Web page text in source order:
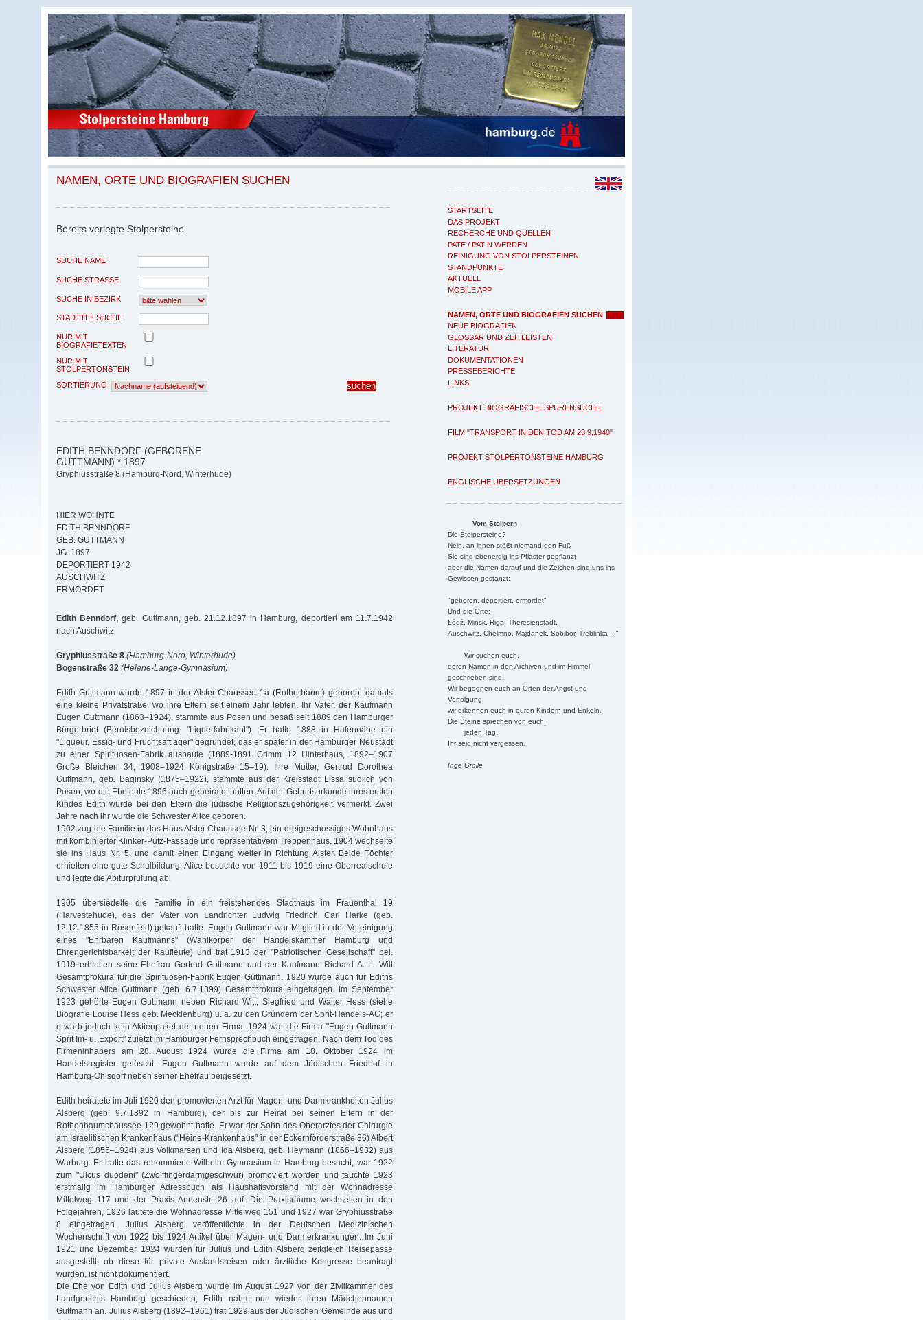
STARTSEITE
DAS PROJEKT
RECHERCHE UND QUELLEN
PATE / PATIN WERDEN
REINIGUNG VON STOLPERSTEINEN
STANDPUNKTE
AKTUELL
MOBILE APP
NAMEN, ORTE UND BIOGRAFIEN SUCHEN
NEUE BIOGRAFIEN
GLOSSAR UND ZEITLEISTEN
LITERATUR
DOKUMENTATIONEN
PRESSEBERICHTE
LINKS
PROJEKT BIOGRAFISCHE SPURENSUCHE
FILM "TRANSPORT IN DEN TOD AM 23.9.1940"
PROJEKT STOLPERTONSTEINE HAMBURG
ENGLISCHE ÜBERSETZUNGEN
Vom Stolpern
Die Stolpersteine?
Nein, an ihnen stößt niemand den Fuß
Sie sind ebenerdig ins Pflaster gepflanzt
aber die Namen darauf und die Zeichen sind uns ins
Gewissen gestanzt:
"geboren, deportiert, ermordet"
Und die Orte:
Łódź, Minsk, Riga, Theresienstadt,
Auschwitz, Chelmno, Majdanek, Sobibor, Treblinka ..."
Wir suchen euch,
deren Namen in den Archiven und im Himmel
geschrieben sind.
Wir begegnen euch an Orten der Angst und
Verfolgung,
wir erkennen euch in euren Kindern und Enkeln.
Die Steine sprechen von euch,
jeden Tag.
Ihr seid nicht vergessen.
Inge Grolle
NAMEN, ORTE UND BIOGRAFIEN SUCHEN
Bereits verlegte Stolpersteine
SUCHE NAME
SUCHE STRASSE
SUCHE IN BEZIRK
STADTTEILSUCHE
NUR MIT
BIOGRAFIETEXTEN
NUR MIT
STOLPERTONSTEIN
SORTIERUNG
EDITH BENNDORF (GEBORENE
GUTTMANN) * 1897
Gryphiusstraße 8 (Hamburg-Nord, Winterhude)
HIER WOHNTE
EDITH BENNDORF
GEB. GUTTMANN
JG. 1897
DEPORTIERT 1942
AUSCHWITZ
ERMORDET
Edith Benndorf, geb. Guttmann, geb. 21.12.1897 in Hamburg, deportiert am 11.7.1942
nach Auschwitz
Gryphiusstraße 8 (Hamburg-Nord, Winterhude)
Bogenstraße 32 (Helene-Lange-Gymnasium)
Edith Guttmann wurde 1897 in der Alster-Chaussee 1a (Rotherbaum) geboren, damals
eine kleine Privatstraße, wo ihre Eltern seit einem Jahr lebten. Ihr Vater, der Kaufmann
Eugen Guttmann (1863–1924), stammte aus Posen und besaß seit 1889 den Hamburger
Bürgerbrief (Berufsbezeichnung: "Liquerfabrikant"). Er hatte 1888 in Hafennähe ein
"Liqueur, Essig- und Fruchtsaftlager" gegründet, das er später in der Hamburger Neustadt
zu einer Spirituosen-Fabrik ausbaute (1889-1891 Grimm 12 Hinterhaus, 1892–1907
Große Bleichen 34, 1908–1924 Königstraße 15–19). Ihre Mutter, Gertrud Dorothea
Guttmann, geb. Baginsky (1875–1922), stammte aus der Kreisstadt Lissa südlich von
Posen, wo die Eheleute 1896 auch geheiratet hatten. Auf der Geburtsurkunde ihres ersten
Kindes Edith wurde bei den Eltern die jüdische Religionszugehörigkeit vermerkt. Zwei
Jahre nach ihr wurde die Schwester Alice geboren.
1902 zog die Familie in das Haus Alster Chaussee Nr. 3, ein dreigeschossiges Wohnhaus
mit kombinierter Klinker-Putz-Fassade und repräsentativem Treppenhaus. 1904 wechselte
sie ins Haus Nr. 5, und damit einen Eingang weiter in Richtung Alster. Beide Töchter
erhielten eine gute Schulbildung; Alice besuchte von 1911 bis 1919 eine Oberrealschule
und legte die Abiturprüfung ab.
1905 übersiedelte die Familie in ein freistehendes Stadthaus im Frauenthal 19
(Harvestehude), das der Vater von Landrichter Ludwig Friedrich Carl Harke (geb.
12.12.1855 in Rosenfeld) gekauft hatte. Eugen Guttmann war Mitglied in der Vereinigung
eines "Ehrbaren Kaufmanns" (Wahlkörper der Handelskammer Hamburg und
Ehrengerichtsbarkeit der Kaufleute) und trat 1913 der "Patriotischen Gesellschaft" bei.
1919 erhielten seine Ehefrau Gertrud Guttmann und der Kaufmann Richard A. L. Witt
Gesamtprokura für die Spirituosen-Fabrik Eugen Guttmann. 1920 wurde auch für Ediths
Schwester Alice Guttmann (geb. 6.7.1899) Gesamtprokura eingetragen. Im September
1923 gehörte Eugen Guttmann neben Richard Witt, Siegfried und Walter Hess (siehe
Biografie Louise Hess geb. Mecklenburg) u. a. zu den Gründern der Sprit-Handels-AG; er
erwarb jedoch kein Aktienpaket der neuen Firma. 1924 war die Firma "Eugen Guttmann
Sprit Im- u. Export" zuletzt im Hamburger Fernsprechbuch eingetragen. Nach dem Tod des
Firmeninhabers am 28. August 1924 wurde die Firma am 18. Oktober 1924 im
Handelsregister gelöscht. Eugen Guttmann wurde auf dem Jüdischen Friedhof in
Hamburg-Ohlsdorf neben seiner Ehefrau beigesetzt.
Edith heiratete im Juli 1920 den promovierten Arzt für Magen- und Darmkrankheiten Julius
Alsberg (geb. 9.7.1892 in Hamburg), der bis zur Heirat bei seinen Eltern in der
Rothenbaumchaussee 129 gewohnt hatte. Er war der Sohn des Oberarztes der Chirurgie
am Israelitischen Krankenhaus ("Heine-Krankenhaus" in der Eckernförderstraße 86) Albert
Alsberg (1856–1924) aus Volkmarsen und Ida Alsberg, geb. Heymann (1866–1932) aus
Warburg. Er hatte das renommierte Wilhelm-Gymnasium in Hamburg besucht, war 1922
zum "Ulcus duodeni" (Zwölffingerdarmgeschwür) promoviert worden und tauchte 1923
erstmalig im Hamburger Adressbuch als Haushaltsvorstand mit der Wohnadresse
Mittelweg 117 und der Praxis Annenstr. 26 auf. Die Praxisräume wechselten in den
Folgejahren, 1926 lautete die Wohnadresse Mittelweg 151 und 1927 war Gryphiusstraße
8 eingetragen. Julius Alsberg veröffentlichte in der Deutschen Medizinischen
Wochenschrift von 1922 bis 1924 Artikel über Magen- und Darmerkrankungen. Im Juni
1921 und Dezember 1924 wurden für Julius und Edith Alsberg zeitgleich Reisepässe
ausgestellt, ob diese für private Auslandsreisen oder ärztliche Kongresse beantragt
wurden, ist nicht dokumentiert.
Die Ehe von Edith und Julius Alsberg wurde im August 1927 von der Zivilkammer des
Landgerichts Hamburg geschieden; Edith nahm nun wieder ihren Mädchennamen
Guttmann an. Julius Alsberg (1892–1961) trat 1929 aus der Jüdischen Gemeinde aus und